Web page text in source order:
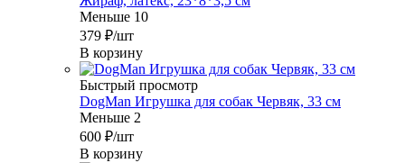
Меньше 10
379 ₽/шт
В корзину
Быстрый просмотр
DogMan Игрушка для собак Червяк, 33 см
Меньше 2
600 ₽/шт
В корзину